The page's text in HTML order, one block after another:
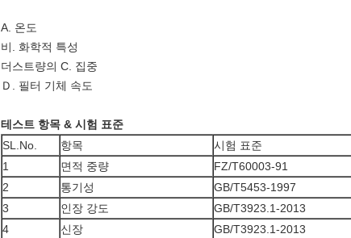
A. 온도
비. 화학적 특성
더스트량의 C. 집중
Ｄ. 필터 기체 속도
테스트 항목 & 시험 표준
SL.No.
항목
시험 표준
1
면적 중량
FZ/T60003-91
2
통기성
GB/T5453-1997
3
인장 강도
GB/T3923.1-2013
4
신장
GB/T3923.1-2013